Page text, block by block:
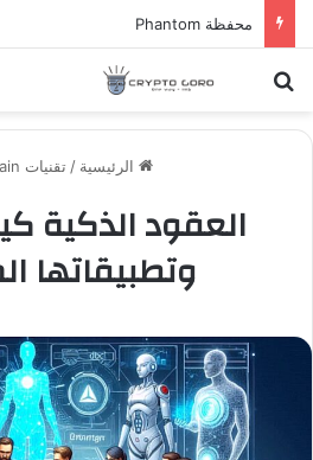
محفظة Phantom
بحث عن
الرئيسية / تقنيات Blockchain
العقود الذكية
وتطبيقاتها